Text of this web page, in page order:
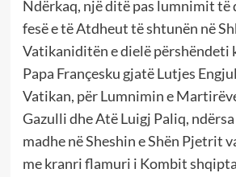
Ndërkaq, një ditë pas lumnimit të
fesë e të Atdheut të shtunën në
Vatikaniditën e dielë përshëndeti
Papa Françesku gjatë Lutjes
Vatikan, për Lumnimin e
Gazulli dhe Atë Luigj Paliq,
madhe në Sheshin e Shën Pjetrit
me kranri flamuri i Kombit